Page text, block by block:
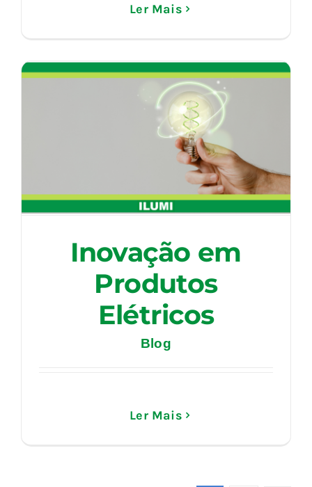
Ler Mais
Inovação em
Produtos
Elétricos
Blog
Ler Mais